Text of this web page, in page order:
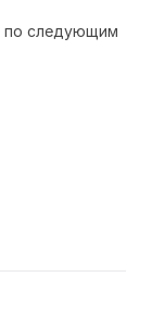
по следующим